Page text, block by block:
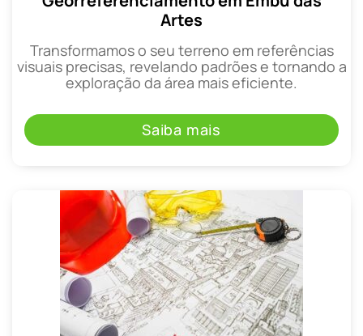
Artes
Transformamos o seu terreno em referências
visuais precisas, revelando padrões e tornando a
exploração da área mais eficiente.
Saiba mais